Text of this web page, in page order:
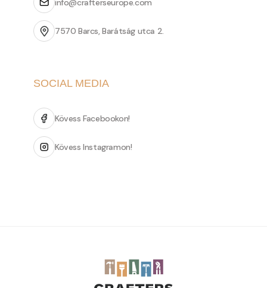
info@crafterseurope.com
7570 Barcs, Barátság utca 2.
SOCIAL MEDIA
Kövess Facebookon!
Kövess Instagramon!